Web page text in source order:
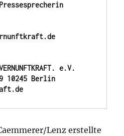
e.V.
10245 Berlin
Lenz erstellte